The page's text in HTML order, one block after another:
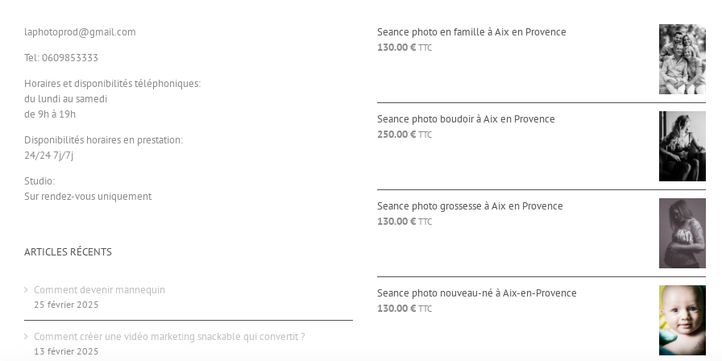
laphotoprod@gmail.com
Tel: 0609853333
Horaires et disponibilités téléphoniques:
du lundi au samedi
de 9h à 19h
Disponibilités horaires en prestation:
24/24 7j/7j
Studio:
Sur rendez-vous uniquement
ARTICLES RÉCENTS
Comment devenir mannequin
25 février 2025
Comment créer une vidéo marketing snackable qui convertit ?
13 février 2025
Seance photo en famille à Aix en Provence
130.00€ TTC
Seance photo boudoir à Aix en Provence
250.00€ TTC
Seance photo grossesse à Aix en Provence
130.00€ TTC
Seance photo nouveau-né à Aix-en-Provence
130.00€ TTC